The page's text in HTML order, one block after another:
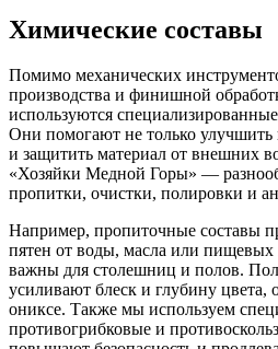
Химические составы
Помимо механических
производства и финишной
используются
Они помогают не только улучшить
и защитить материал от внешних
«Хозяйки Медной Горы» —
пропитки, очистки, полировки и
Например, пропиточные составы
пятен от воды, масла или пищевых
важны для столешниц и полов.
усиливают блеск и глубину цвета,
ониксе. Также мы используем
противогрибковые и